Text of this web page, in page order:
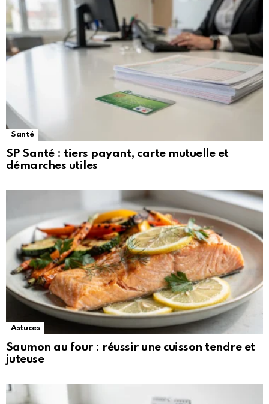
Santé
SP Santé : tiers payant, carte mutuelle et
démarches utiles
Astuces
Saumon au four : réussir une cuisson tendre et
juteuse